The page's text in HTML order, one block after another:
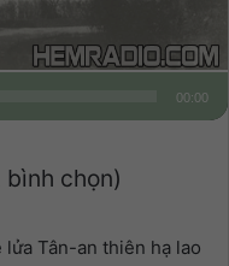
00:00
chọn)
Tân-an thiên hạ lao